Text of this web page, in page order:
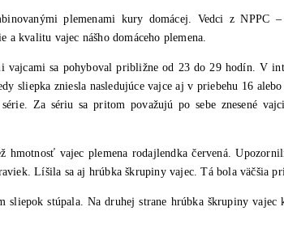
plemenami kury domácej. Vedci z NPPC
kvalitu vajec nášho domáceho plemena.
vajcami sa pohyboval približne od 23 do 29 hodín. V
sliepka zniesla nasledujúce vajce aj v priebehu 16
Za sériu sa pritom považujú po sebe znesené
vajec plemena rodajlendka červená.
Líšila sa aj hrúbka škrupiny vajec. Tá bola väčšia
stúpala. Na druhej strane hrúbka škrupiny